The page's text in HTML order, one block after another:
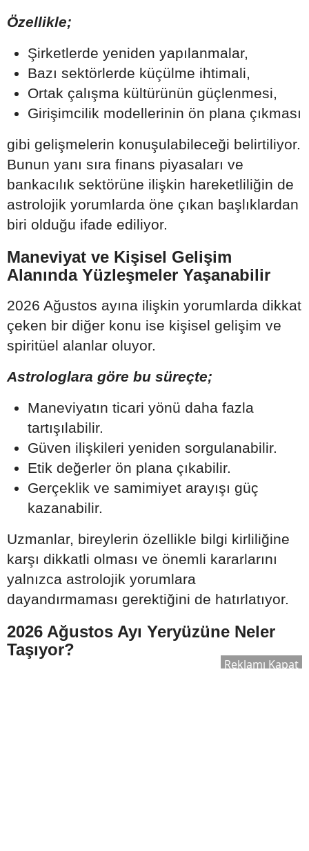
Özellikle;
Şirketlerde yeniden yapılanmalar,
Bazı sektörlerde küçülme ihtimali,
Ortak çalışma kültürünün güçlenmesi,
Girişimcilik modellerinin ön plana çıkması
gibi gelişmelerin konuşulabileceği belirtiliyor.
Bunun yanı sıra finans piyasaları ve
bankacılık sektörüne ilişkin hareketliliğin de
astrolojik yorumlarda öne çıkan başlıklardan
biri olduğu ifade ediliyor.
Maneviyat ve Kişisel Gelişim
Alanında Yüzleşmeler Yaşanabilir
2026 Ağustos ayına ilişkin yorumlarda dikkat
çeken bir diğer konu ise kişisel gelişim ve
spiritüel alanlar oluyor.
Astrologlara göre bu süreçte;
Maneviyatın ticari yönü daha fazla
tartışılabilir.
Güven ilişkileri yeniden sorgulanabilir.
Etik değerler ön plana çıkabilir.
Gerçeklik ve samimiyet arayışı güç
kazanabilir.
Uzmanlar, bireylerin özellikle bilgi kirliliğine
karşı dikkatli olması ve önemli kararlarını
yalnızca astrolojik yorumlara
dayandırmaması gerektiğini de hatırlatıyor.
2026 Ağustos Ayı Yeryüzüne Neler
Taşıyor?
Reklamı Kapat